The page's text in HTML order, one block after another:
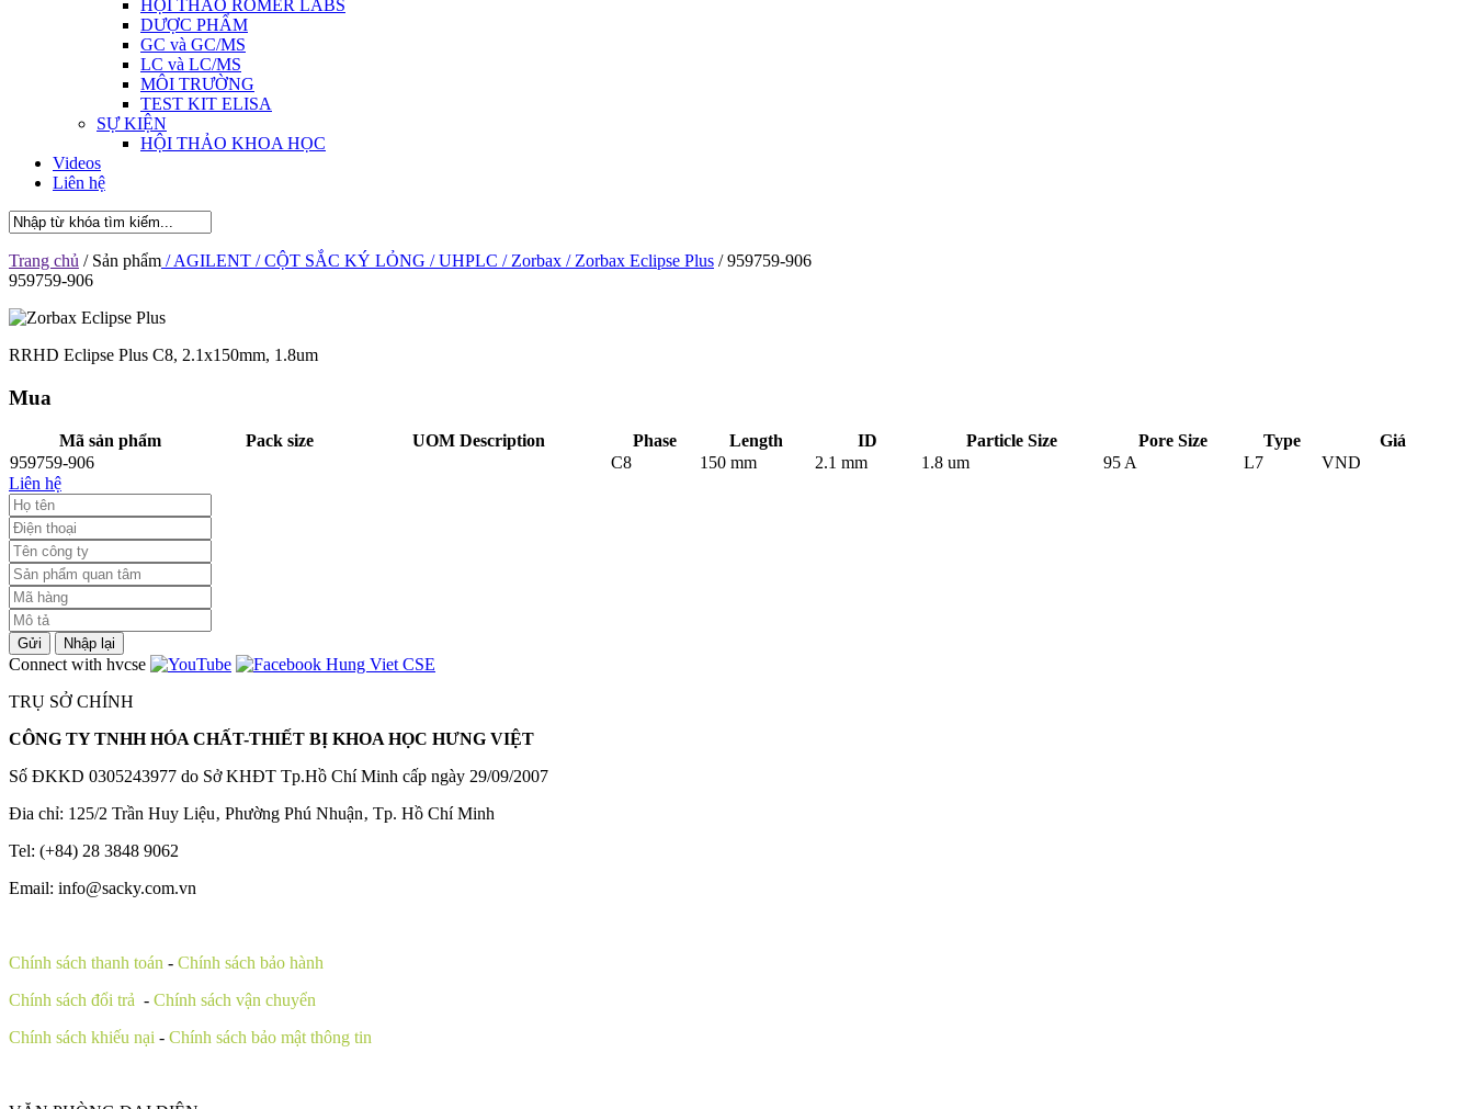
HỘI THẢO ROMER LABS
DƯỢC PHẨM
GC và GC/MS
LC và LC/MS
MÔI TRƯỜNG
TEST KIT ELISA
SỰ KIỆN
HỘI THẢO KHOA HỌC
Videos
Liên hệ
Trang chủ / Sản phẩm / AGILENT / CỘT SẮC KÝ LỎNG / UHPLC / Zorbax / Zorbax Eclipse Plus / 959759-906
959759-906
RRHD Eclipse Plus C8, 2.1x150mm, 1.8um
Mua
Mã sản phẩm Pack size UOM Description Phase Length ID Particle Size Pore Size Type
Giá
959759-906
C8 150 mm 2.1 mm 1.8 um 95 A L7
VND
Liên hệ
Gửi Nhập lại
Connect with hvcse
TRỤ SỞ CHÍNH
CÔNG TY TNHH HÓA CHẤT-THIẾT BỊ KHOA HỌC HƯNG VIỆT
Số ĐKKD 0305243977 do Sở KHĐT Tp.Hồ Chí Minh cấp ngày 29/09/2007
Đia chỉ: 125/2 Trần Huy Liệu‚ Phường Phú Nhuận‚ Tp. Hồ Chí Minh
Tel: (+84) 28 3848 9062
Email: info@sacky.com.vn
Chính sách thanh toán - Chính sách bảo hành
Chính sách đổi trả - Chính sách vận chuyển
Chính sách khiếu nại - Chính sách bảo mật thông tin